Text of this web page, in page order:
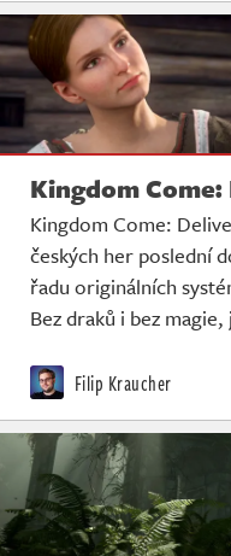
Kingdom
Kingdom Come:
českých her poslední
řadu originálních
Bez draků i bez
Filip Kraucher